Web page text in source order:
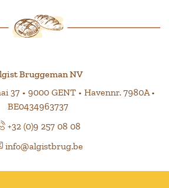
Bruggeman NV
37 • 9000 GENT • Havennr. 7980A •
BE0434963737
+32 (0)9 257 08 08
info@algistbrug.be